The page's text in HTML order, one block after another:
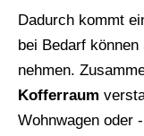
Dadurch kommt
bei Bedarf können
nehmen.
Kofferraum
Wohnwagen oder